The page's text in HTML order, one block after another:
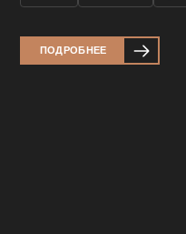
ПОДРОБНЕЕ